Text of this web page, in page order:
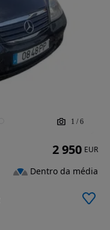
1 / 6
2 950 EUR
Dentro da média